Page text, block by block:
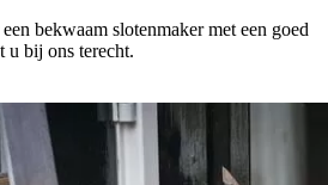
bekwaam slotenmaker met een goed
u bij ons terecht.